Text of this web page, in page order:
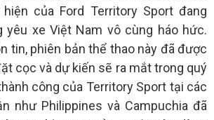
của Ford Territory Sport đang
yêu xe Việt Nam vô cùng háo hức.
tin, phiên bản thể thao này đã được
cọc và dự kiến sẽ ra mắt trong quý
công của Territory Sport tại các
như Philippines và Campuchia đã